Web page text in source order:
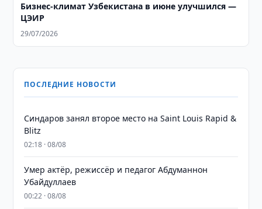
Бизнес-климат Узбекистана в июне улучшился —
ЦЭИР
29/07/2026
ПОСЛЕДНИЕ НОВОСТИ
Синдаров занял второе место на Saint Louis Rapid &
Blitz
02:18 · 08/08
Умер актёр, режиссёр и педагог Абдуманнон
Убайдуллаев
00:22 · 08/08